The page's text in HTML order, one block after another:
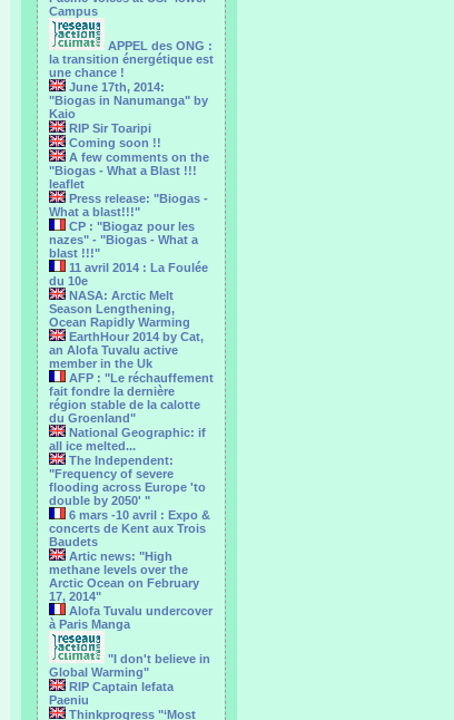
Campus
APPEL des ONG :
la transition énergétique est
une chance !
June 17th, 2014:
"Biogas in Nanumanga" by
Kaio
RIP Sir Toaripi
Coming soon !!
A few comments on the
"Biogas - What a Blast !!!
leaflet
Press release: "Biogas -
What a blast!!!"
CP : "Biogaz pour les
nazes" - "Biogas - What a
blast !!!"
11 avril 2014 : La Foulée
du 10e
NASA: Arctic Melt
Season Lengthening,
Ocean Rapidly Warming
EarthHour 2014 by Cat,
an Alofa Tuvalu active
member in the Uk
AFP : "Le réchauffement
fait fondre la dernière
région stable de la calotte
du Groenland"
National Geographic: if
all ice melted...
The Independent:
"Frequency of severe
flooding across Europe 'to
double by 2050' "
6 mars -10 avril : Expo &
concerts de Kent aux Trois
Baudets
Artic news: "High
methane levels over the
Arctic Ocean on February
17, 2014"
Alofa Tuvalu undercover
à Paris Manga
"I don't believe in
Global Warming"
RIP Captain Iefata
Paeniu
Thinkprogress "‘Most